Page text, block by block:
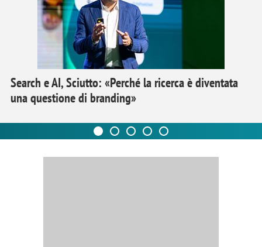
Search e AI, Sciutto: «Perché la ricerca è diventata
una questione di branding»